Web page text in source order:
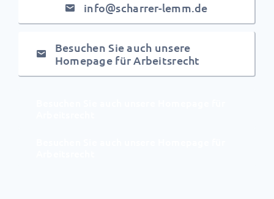
info@scharrer-lemm.de
Besuchen Sie auch unsere
Homepage für Arbeitsrecht